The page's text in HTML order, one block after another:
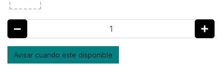
Avisar cuando este disponible